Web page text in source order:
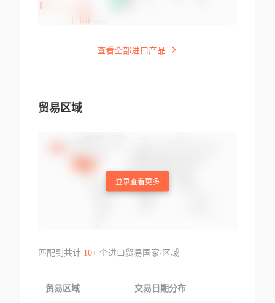
查看全部进口产品
贸易区域
登录查看更多
匹配到共计 10+个进口贸易国家/区域
贸易区域 交易日期分布